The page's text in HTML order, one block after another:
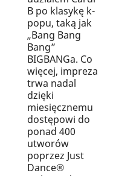
B po klasykę k-
popu, taką jak
„Bang Bang
Bang”
BIGBANGa. Co
więcej, impreza
trwa nadal
dzięki
miesięcznemu
dostępowi do
ponad 400
utworów
poprzez Just
Dance®